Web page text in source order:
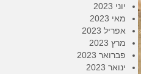
יוני 2023
מאי 2023
אפריל 2023
מרץ 2023
פברואר 2023
ינואר 2023